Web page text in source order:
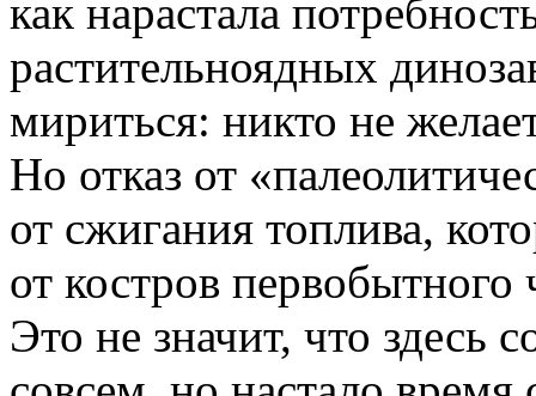
как нарастала
растительноядных
мириться: никто не
Но отказ от
от сжигания топлива,
от костров
Это не значит, что здесь